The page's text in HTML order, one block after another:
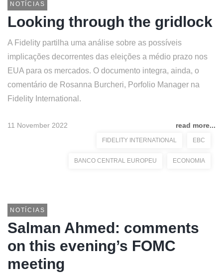
NOTÍCIAS
Looking through the gridlock
A Fidelity partilha uma análise sobre as possíveis
implicações decorrentes das eleições a médio prazo nos
EUA para os mercados. O documento integra, ainda, o
comentário de Rosanna Burcheri, Porfolio Manager na
Fidelity International.
11 November 2022 read more...
FIDELITY INTERNATIONAL EBC
BANCO CENTRAL EUROPEU ECONOMIA
NOTÍCIAS
Salman Ahmed: comments
on this evening’s FOMC
meeting